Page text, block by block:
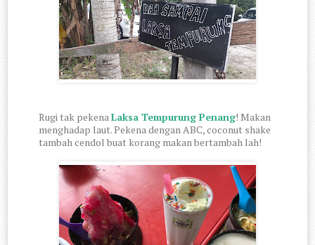
Rugi tak pekenaLaksa Tempurung Penang! Makan
menghadap laut. Pekena dengan ABC, coconut shake
tambah cendol buat korang makan bertambah lah!